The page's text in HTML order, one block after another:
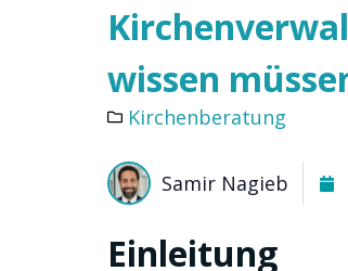
wissen
Kirchenberatung
Samir Nagieb
Einleitung